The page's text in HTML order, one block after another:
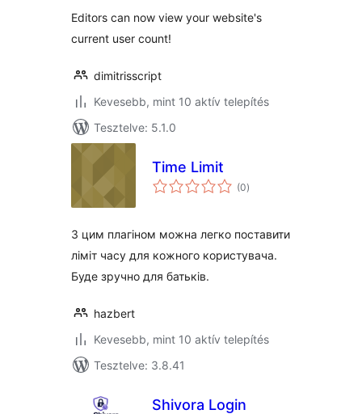
Editors can now view your website's
current user count!
dimitrisscript
Kevesebb, mint 10 aktív telepítés
Tesztelve: 5.1.0
Time Limit
(0értékelés
összesen
)
З цим плагіном можна легко поставити
ліміт часу для кожного користувача.
Буде зручно для батьків.
hazbert
Kevesebb, mint 10 aktív telepítés
Tesztelve: 3.8.41
Shivora Login